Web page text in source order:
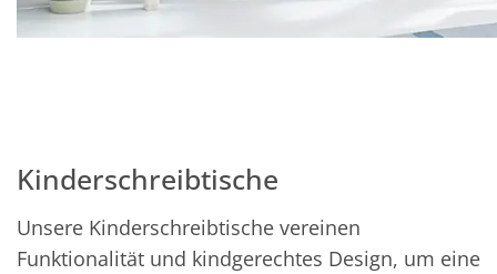
Kinderschreibtische
Unsere Kinderschreibtische vereinen
Funktionalität und kindgerechtes Design, um eine